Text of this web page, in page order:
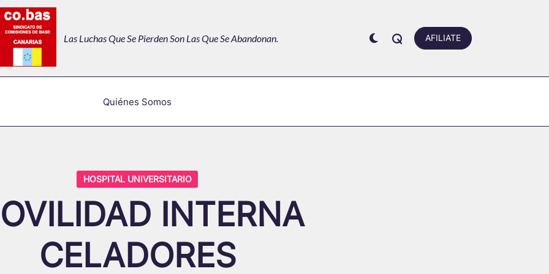
Las Luchas Que Se Pierden Son Las Que Se Abandonan. AFILIATE
Quiénes Somos
HOSPITAL UNIVERSITARIO
INTERNA
CELADORES